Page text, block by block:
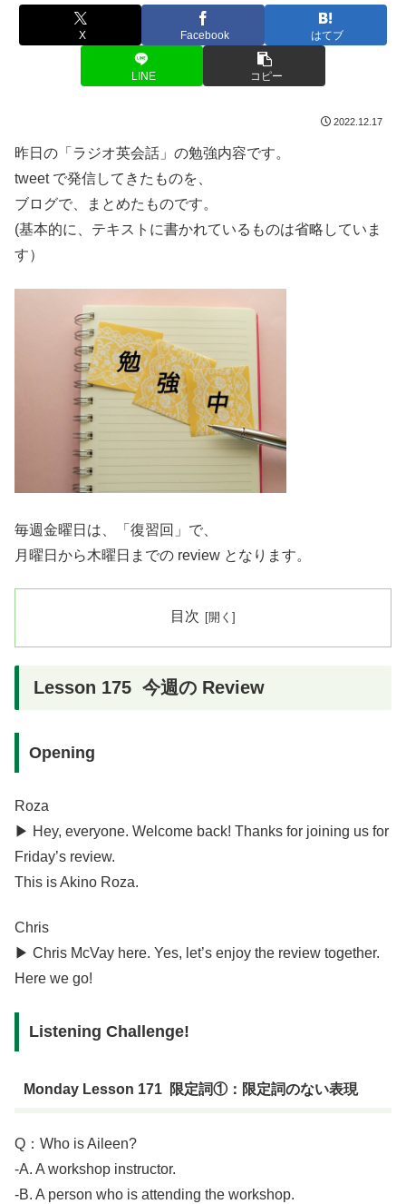
X Facebook はてブ
LINE コピー
2022.12.17
昨日の「ラジオ英会話」の勉強内容です。
tweet で発信してきたものを、
ブログで、まとめたものです。
(基本的に、テキストに書かれているものは省略していま
す）
毎週金曜日は、「復習回」で、
月曜日から木曜日までの review となります。
目次
Lesson 175 今週の Review
Opening
Roza
▶︎ Hey, everyone. Welcome back! Thanks for joining us for
Friday’s review.
This is Akino Roza.
Chris
▶︎ Chris McVay here. Yes, let’s enjoy the review together.
Here we go!
Listening Challenge!
Monday Lesson 171 限定詞①：限定詞のない表現
Q：Who is Aileen?
-A. A workshop instructor.
-B. A person who is attending the workshop.